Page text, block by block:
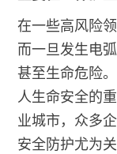
在一些高风险
而一旦发生电
甚至生命危险
人生命安全的
业城市，众多
安全防护尤为